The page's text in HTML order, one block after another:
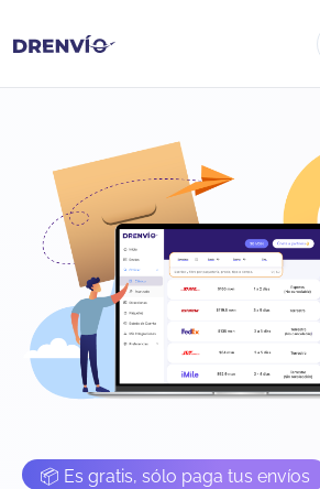
📦 Es gratis, sólo paga tus envíos